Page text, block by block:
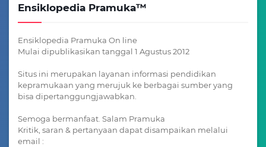
Ensiklopedia Pramuka™
Ensiklopedia Pramuka On line
Mulai dipublikasikan tanggal 1 Agustus 2012
Situs ini merupakan layanan informasi pendidikan
kepramukaan yang merujuk ke berbagai sumber yang
bisa dipertanggungjawabkan.
Semoga bermanfaat. Salam Pramuka
Kritik, saran & pertanyaan dapat disampaikan melalui
email :